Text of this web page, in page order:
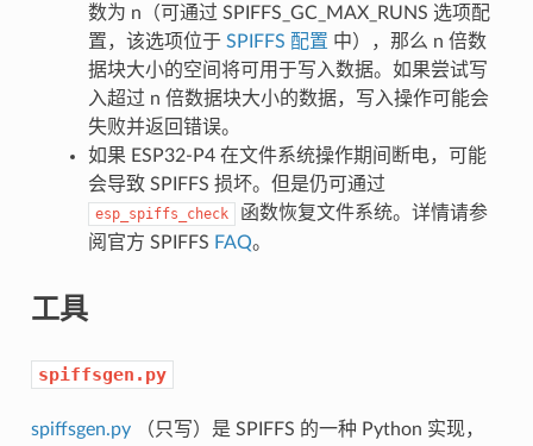
数为 n（可通过 SPIFFS_GC_MAX_RUNS 选项配
置，该选项位于 SPIFFS 配置 中），那么 n 倍数
据块大小的空间将可用于写入数据。如果尝试写
入超过 n 倍数据块大小的数据，写入操作可能会
失败并返回错误。
如果 ESP32-P4 在文件系统操作期间断电，可能
会导致 SPIFFS 损坏。但是仍可通过
esp_spiffs_check
函数恢复文件系统。详情请参
阅官方 SPIFFS FAQ。
工具
spiffsgen.py
spiffsgen.py（只写）是 SPIFFS 的一种 Python 实现，